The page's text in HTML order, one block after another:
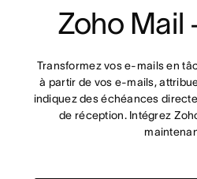
Zoho Mail
Transformez vos e-mails en
à partir de vos e-mails,
indiquez des échéances
de réception. Intégrez